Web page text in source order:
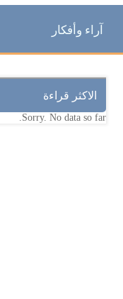
آراء وأفكار
الاكثر قراءة
Sorry. No data so far.